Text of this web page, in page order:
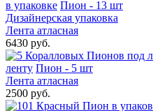
в упаковке Пион - 13 шт
Дизайнерская упаковка
Лента атласная
6430 руб.
ленту Пион - 5 шт
Лента атласная
2500 руб.